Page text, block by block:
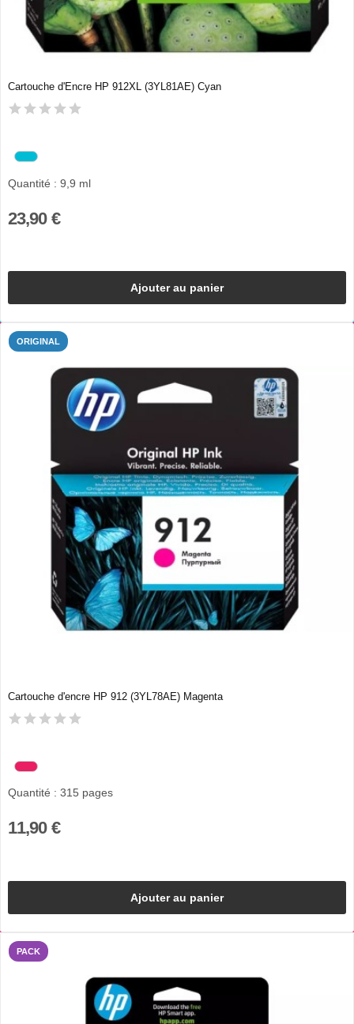
Cartouche d'Encre HP 912XL (3YL81AE) Cyan
Quantité : 9,9 ml
23,90 €
Ajouter au panier
ORIGINAL
Cartouche d'encre HP 912 (3YL78AE) Magenta
Quantité : 315 pages
11,90 €
Ajouter au panier
PACK